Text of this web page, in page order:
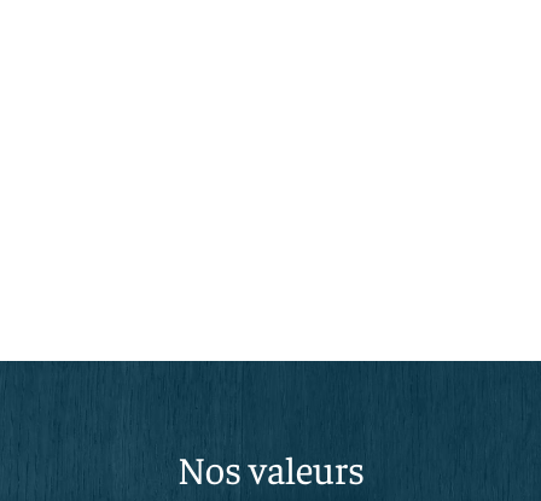
Nos valeurs